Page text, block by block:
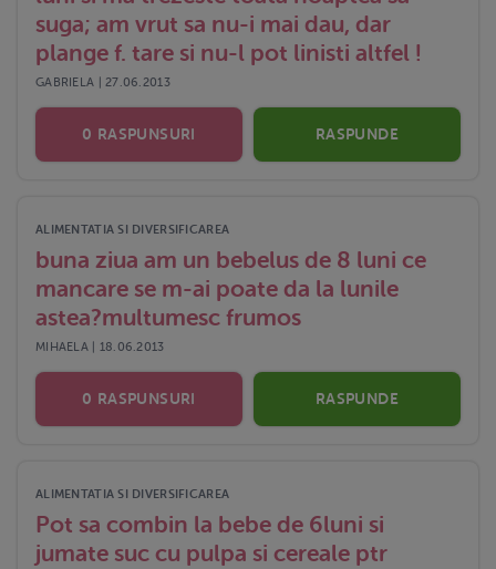
suga; am vrut sa nu-i mai dau, dar
plange f. tare si nu-l pot linisti altfel !
GABRIELA | 27.06.2013
0 RASPUNSURI RASPUNDE
ALIMENTATIA SI DIVERSIFICAREA
buna ziua am un bebelus de 8 luni ce
mancare se m-ai poate da la lunile
astea?multumesc frumos
MIHAELA | 18.06.2013
0 RASPUNSURI RASPUNDE
ALIMENTATIA SI DIVERSIFICAREA
Pot sa combin la bebe de 6luni si
jumate suc cu pulpa si cereale ptr